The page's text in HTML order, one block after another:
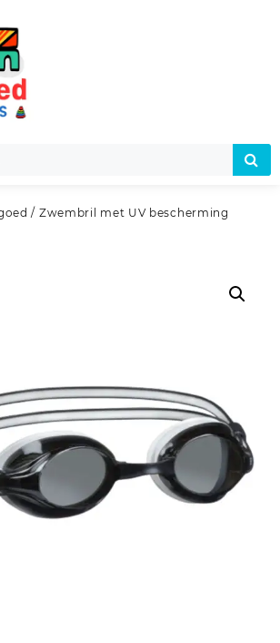
/ Zwembril met UV bescherming